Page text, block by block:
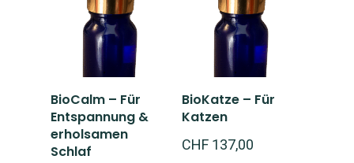
In den
Warenkorb
BioCalm – Für
Entspannung &
erholsamen
Schlaf
In den
Warenkorb
BioKatze – Für
Katzen
CHF 137,00
Magnetfeld-
System
Magnetfeld-System
Shop
Shop – Matte kaufen
Studien